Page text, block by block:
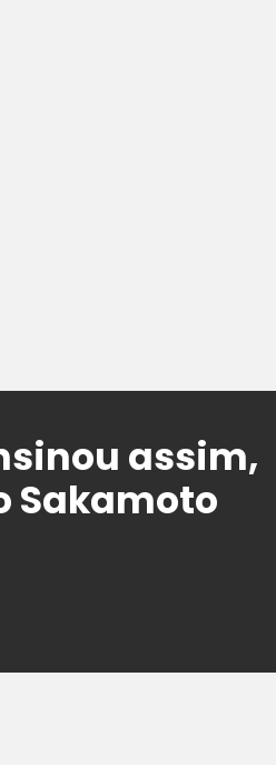
assim,
Sakamoto